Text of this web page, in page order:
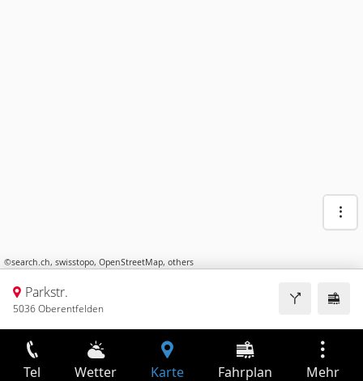
©search.ch, swisstopo, OpenStreetMap, others
Parkstr.
5036 Oberentfelden
Tel Wetter Karte Fahrplan Mehr